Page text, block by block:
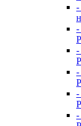
-
-
-
-
-
-